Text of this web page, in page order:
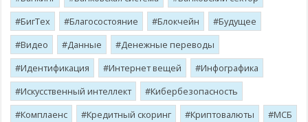
БигТех
Благосостояние Блокчейн
Будущее
Видео
Данные
Денежные переводы
Идентификация
Интернет вещей
Инфографика
Искусственный интеллект
Кибербезопасность
Комплаенс
Кредитный скоринг Криптовалюты
МСБ